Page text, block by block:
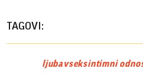
TAGOVI:
ljubavseksintimni